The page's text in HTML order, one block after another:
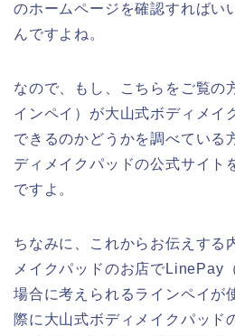
のホームページを確認すればい
んですよね。
なので、もし、こちらをご覧の
インペイ）が大山式ボディメイ
できるのかどうかを調べている
ディメイクパッドの公式サイト
ですよ。
ちなみに、これからお伝えする
メイクパッドのお店でLinePay
場合に考えられるラインペイが
際に大山式ボディメイクパッド